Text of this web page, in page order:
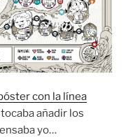
con la línea
tocaba añadir los
yo…